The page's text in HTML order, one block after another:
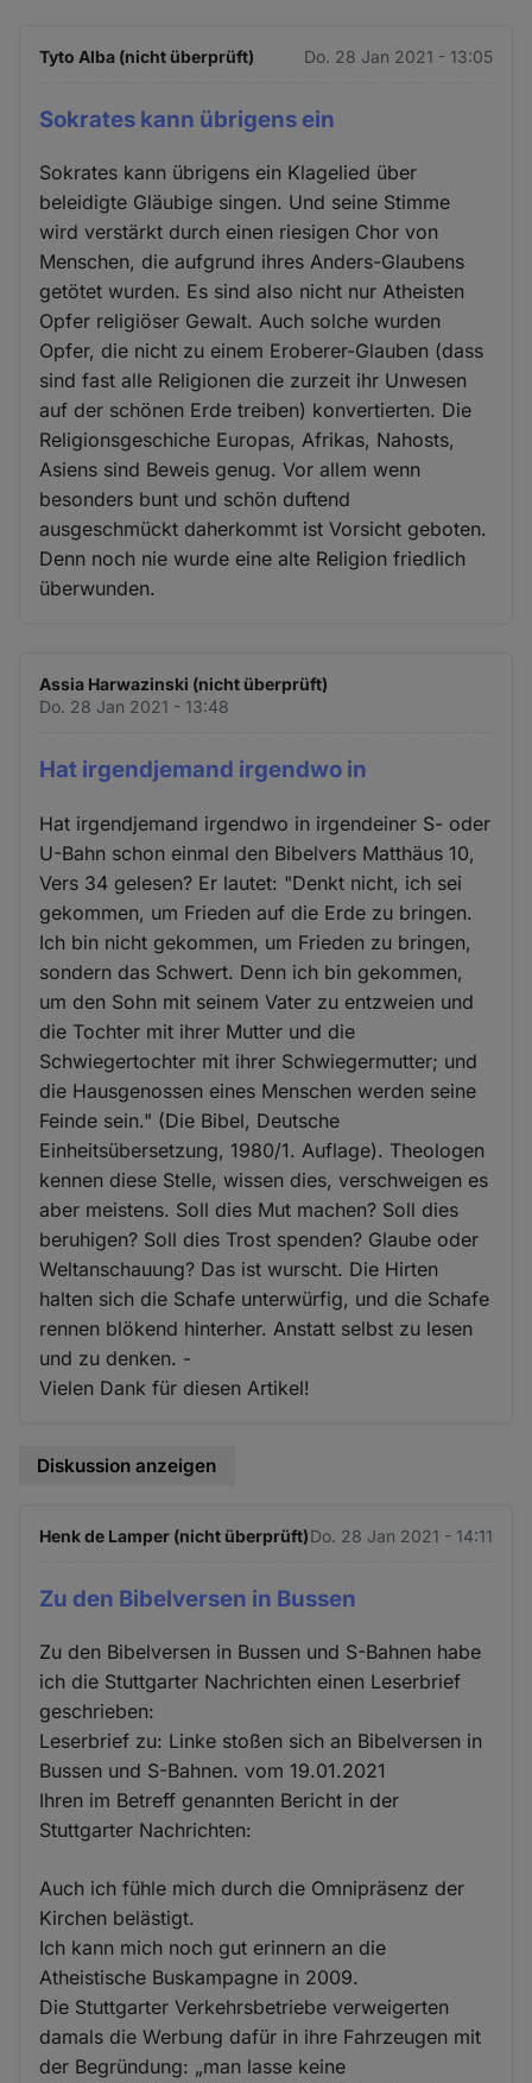
Tyto Alba (nicht überprüft) Do. 28 Jan 2021 - 13:05
Sokrates kann übrigens ein
Sokrates kann übrigens ein Klagelied über
beleidigte Gläubige singen. Und seine Stimme
wird verstärkt durch einen riesigen Chor von
Menschen, die aufgrund ihres Anders-Glaubens
getötet wurden. Es sind also nicht nur Atheisten
Opfer religiöser Gewalt. Auch solche wurden
Opfer, die nicht zu einem Eroberer-Glauben (dass
sind fast alle Religionen die zurzeit ihr Unwesen
auf der schönen Erde treiben) konvertierten. Die
Religionsgeschiche Europas, Afrikas, Nahosts,
Asiens sind Beweis genug. Vor allem wenn
besonders bunt und schön duftend
ausgeschmückt daherkommt ist Vorsicht geboten.
Denn noch nie wurde eine alte Religion friedlich
überwunden.
Assia Harwazinski (nicht überprüft)
Do. 28 Jan 2021 - 13:48
Hat irgendjemand irgendwo in
Hat irgendjemand irgendwo in irgendeiner S- oder
U-Bahn schon einmal den Bibelvers Matthäus 10,
Vers 34 gelesen? Er lautet: "Denkt nicht, ich sei
gekommen, um Frieden auf die Erde zu bringen.
Ich bin nicht gekommen, um Frieden zu bringen,
sondern das Schwert. Denn ich bin gekommen,
um den Sohn mit seinem Vater zu entzweien und
die Tochter mit ihrer Mutter und die
Schwiegertochter mit ihrer Schwiegermutter; und
die Hausgenossen eines Menschen werden seine
Feinde sein." (Die Bibel, Deutsche
Einheitsübersetzung, 1980/1. Auflage). Theologen
kennen diese Stelle, wissen dies, verschweigen es
aber meistens. Soll dies Mut machen? Soll dies
beruhigen? Soll dies Trost spenden? Glaube oder
Weltanschauung? Das ist wurscht. Die Hirten
halten sich die Schafe unterwürfig, und die Schafe
rennen blökend hinterher. Anstatt selbst zu lesen
und zu denken. -
Vielen Dank für diesen Artikel!
Diskussion anzeigen
Henk de Lamper (nicht überprüft)Do. 28 Jan 2021 - 14:11
Zu den Bibelversen in Bussen
Zu den Bibelversen in Bussen und S-Bahnen habe
ich die Stuttgarter Nachrichten einen Leserbrief
geschrieben:
Leserbrief zu: Linke stoßen sich an Bibelversen in
Bussen und S-Bahnen. vom 19.01.2021
Ihren im Betreff genannten Bericht in der
Stuttgarter Nachrichten:
Auch ich fühle mich durch die Omnipräsenz der
Kirchen belästigt.
Ich kann mich noch gut erinnern an die
Atheistische Buskampagne in 2009.
Die Stuttgarter Verkehrsbetriebe verweigerten
damals die Werbung dafür in ihre Fahrzeugen mit
der Begründung: „man lasse keine